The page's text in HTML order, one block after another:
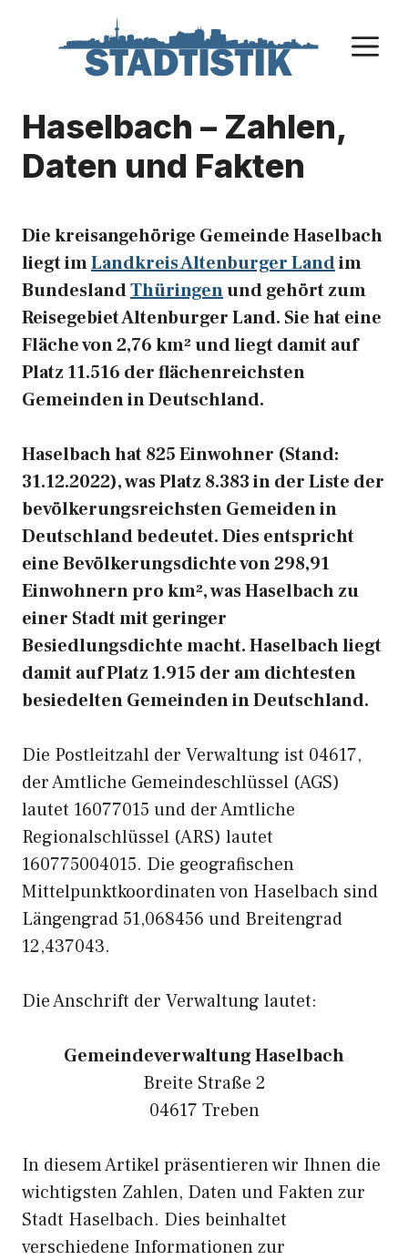
Haselbach – Zahlen,
Daten und Fakten
Die kreisangehörige Gemeinde Haselbach
liegt imLandkreis Altenburger Landim
BundeslandThüringenund gehört zum
Reisegebiet Altenburger Land. Sie hat eine
Fläche von 2,76 km² und liegt damit auf
Platz 11.516 der flächenreichsten
Gemeinden in Deutschland.
Haselbach hat 825 Einwohner (Stand:
31.12.2022), was Platz 8.383 in der Liste der
bevölkerungsreichsten Gemeiden in
Deutschland bedeutet. Dies entspricht
eine Bevölkerungsdichte von 298,91
Einwohnern pro km², was Haselbach zu
einer Stadt mit geringer
Besiedlungsdichte macht. Haselbach liegt
damit auf Platz 1.915 der am dichtesten
besiedelten Gemeinden in Deutschland.
Die Postleitzahl der Verwaltung ist 04617,
der Amtliche Gemeindeschlüssel (AGS)
lautet 16077015 und der Amtliche
Regionalschlüssel (ARS) lautet
160775004015. Die geografischen
Mittelpunktkoordinaten von Haselbach sind
Längengrad 51,068456 und Breitengrad
12,437043.
Die Anschrift der Verwaltung lautet:
Gemeindeverwaltung Haselbach
Breite Straße 2
04617 Treben
In diesem Artikel präsentieren wir Ihnen die
wichtigsten Zahlen, Daten und Fakten zur
Stadt Haselbach. Dies beinhaltet
verschiedene Informationen zur